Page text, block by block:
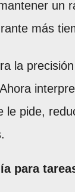
un
más
la
le pide,
para